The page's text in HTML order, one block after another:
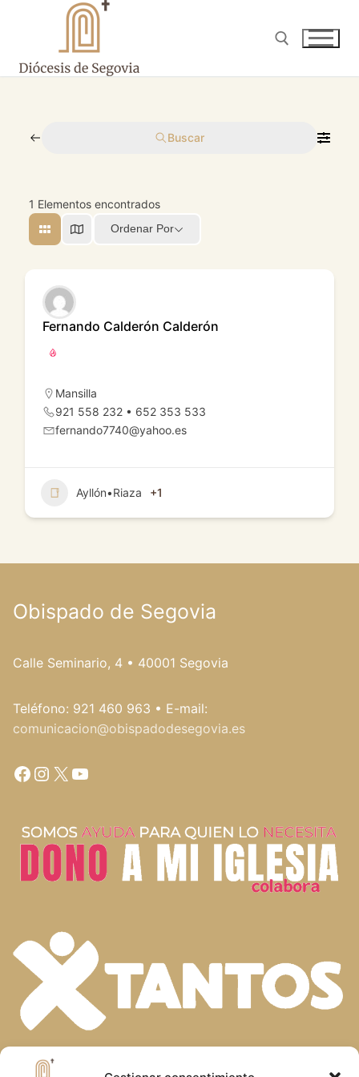
contenido
Buscar
1 Elementos encontrados
Ordenar Por
Fernando Calderón Calderón
Mansilla
921 558 232 • 652 353 533
fernando7740@yahoo.es
Ayllón•Riaza +1
Obispado de Segovia
Calle Seminario, 4 • 40001 Segovia
Teléfono: 921 460 963 • E-mail:
comunicacion@obispadodesegovia.es
Facebook
Instagram
X YouTube